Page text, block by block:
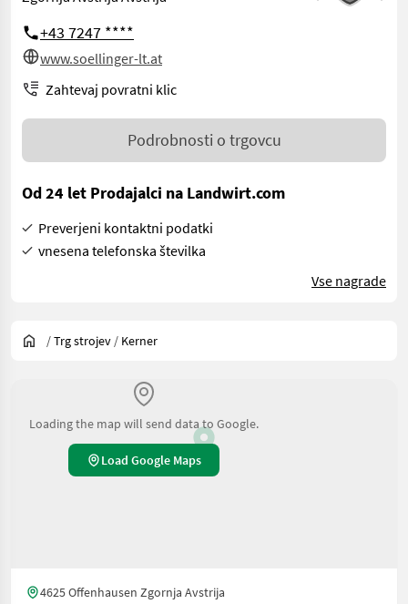
+43 7247 ****
www.soellinger-lt.at
Zahtevaj povratni klic
Podrobnosti o trgovcu
Od 24 let Prodajalci na Landwirt.com
Preverjeni kontaktni podatki
vnesena telefonska številka
Vse nagrade
/Trg strojev / Kerner
Loading the map will send data to Google.
Load Google Maps
4625 Offenhausen Zgornja Avstrija